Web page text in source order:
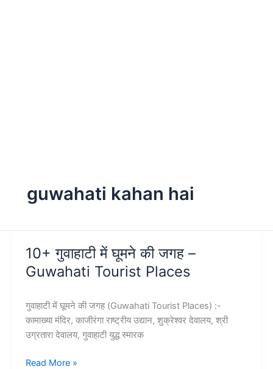
guwahati kahan hai
10+ गुवाहाटी में घूमने की जगह –
Guwahati Tourist Places
गुवाहाटी में घूमने की जगह (Guwahati Tourist Places) :-
कामाख्या मंदिर, काजीरंगा राष्ट्रीय उद्यान, शुक्रेश्वर देवालय, श्री
उग्रतारा देवालय, गुवाहाटी युद्ध स्मारक
10+
Read More »